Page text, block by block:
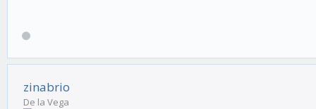
zinabrio
De la Vega